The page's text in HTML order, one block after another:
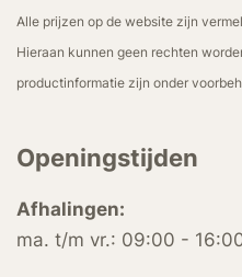
Alle prijzen op de website zijn
Hieraan kunnen geen rechten
productinformatie zijn onder
Openingstijden
Afhalingen:
ma. t/m vr.: 09:00 -